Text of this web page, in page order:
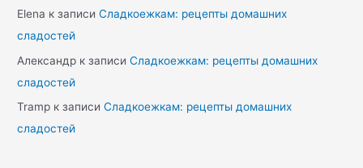
Elena к записиСладкоежкам: рецепты домашних
сладостей
Александр к записиСладкоежкам: рецепты домашних
сладостей
Tramp к записиСладкоежкам: рецепты домашних
сладостей